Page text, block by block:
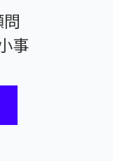
事